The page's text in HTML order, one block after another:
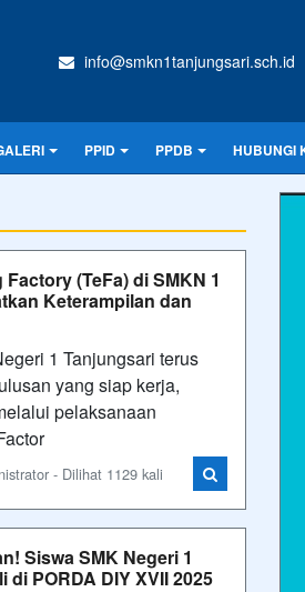
info@smkn1tanjungsari.sch.id
PPID PPDB HUBUNGI
(TeFa) di SMKN 1
Keterampilan dan
1 Tanjungsari terus
yang siap kerja,
pelaksanaan
- Dilihat 1129 kali
Siswa SMK Negeri 1
PORDA DIY XVII 2025